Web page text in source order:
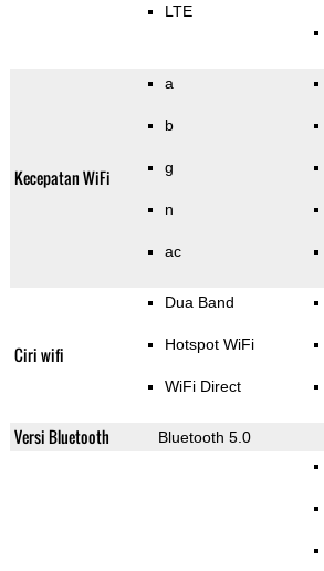
LTE
Kecepatan WiFi
a
b
g
n
ac
Ciri wifi
Dua Band
Hotspot WiFi
WiFi Direct
Versi Bluetooth Bluetooth 5.0